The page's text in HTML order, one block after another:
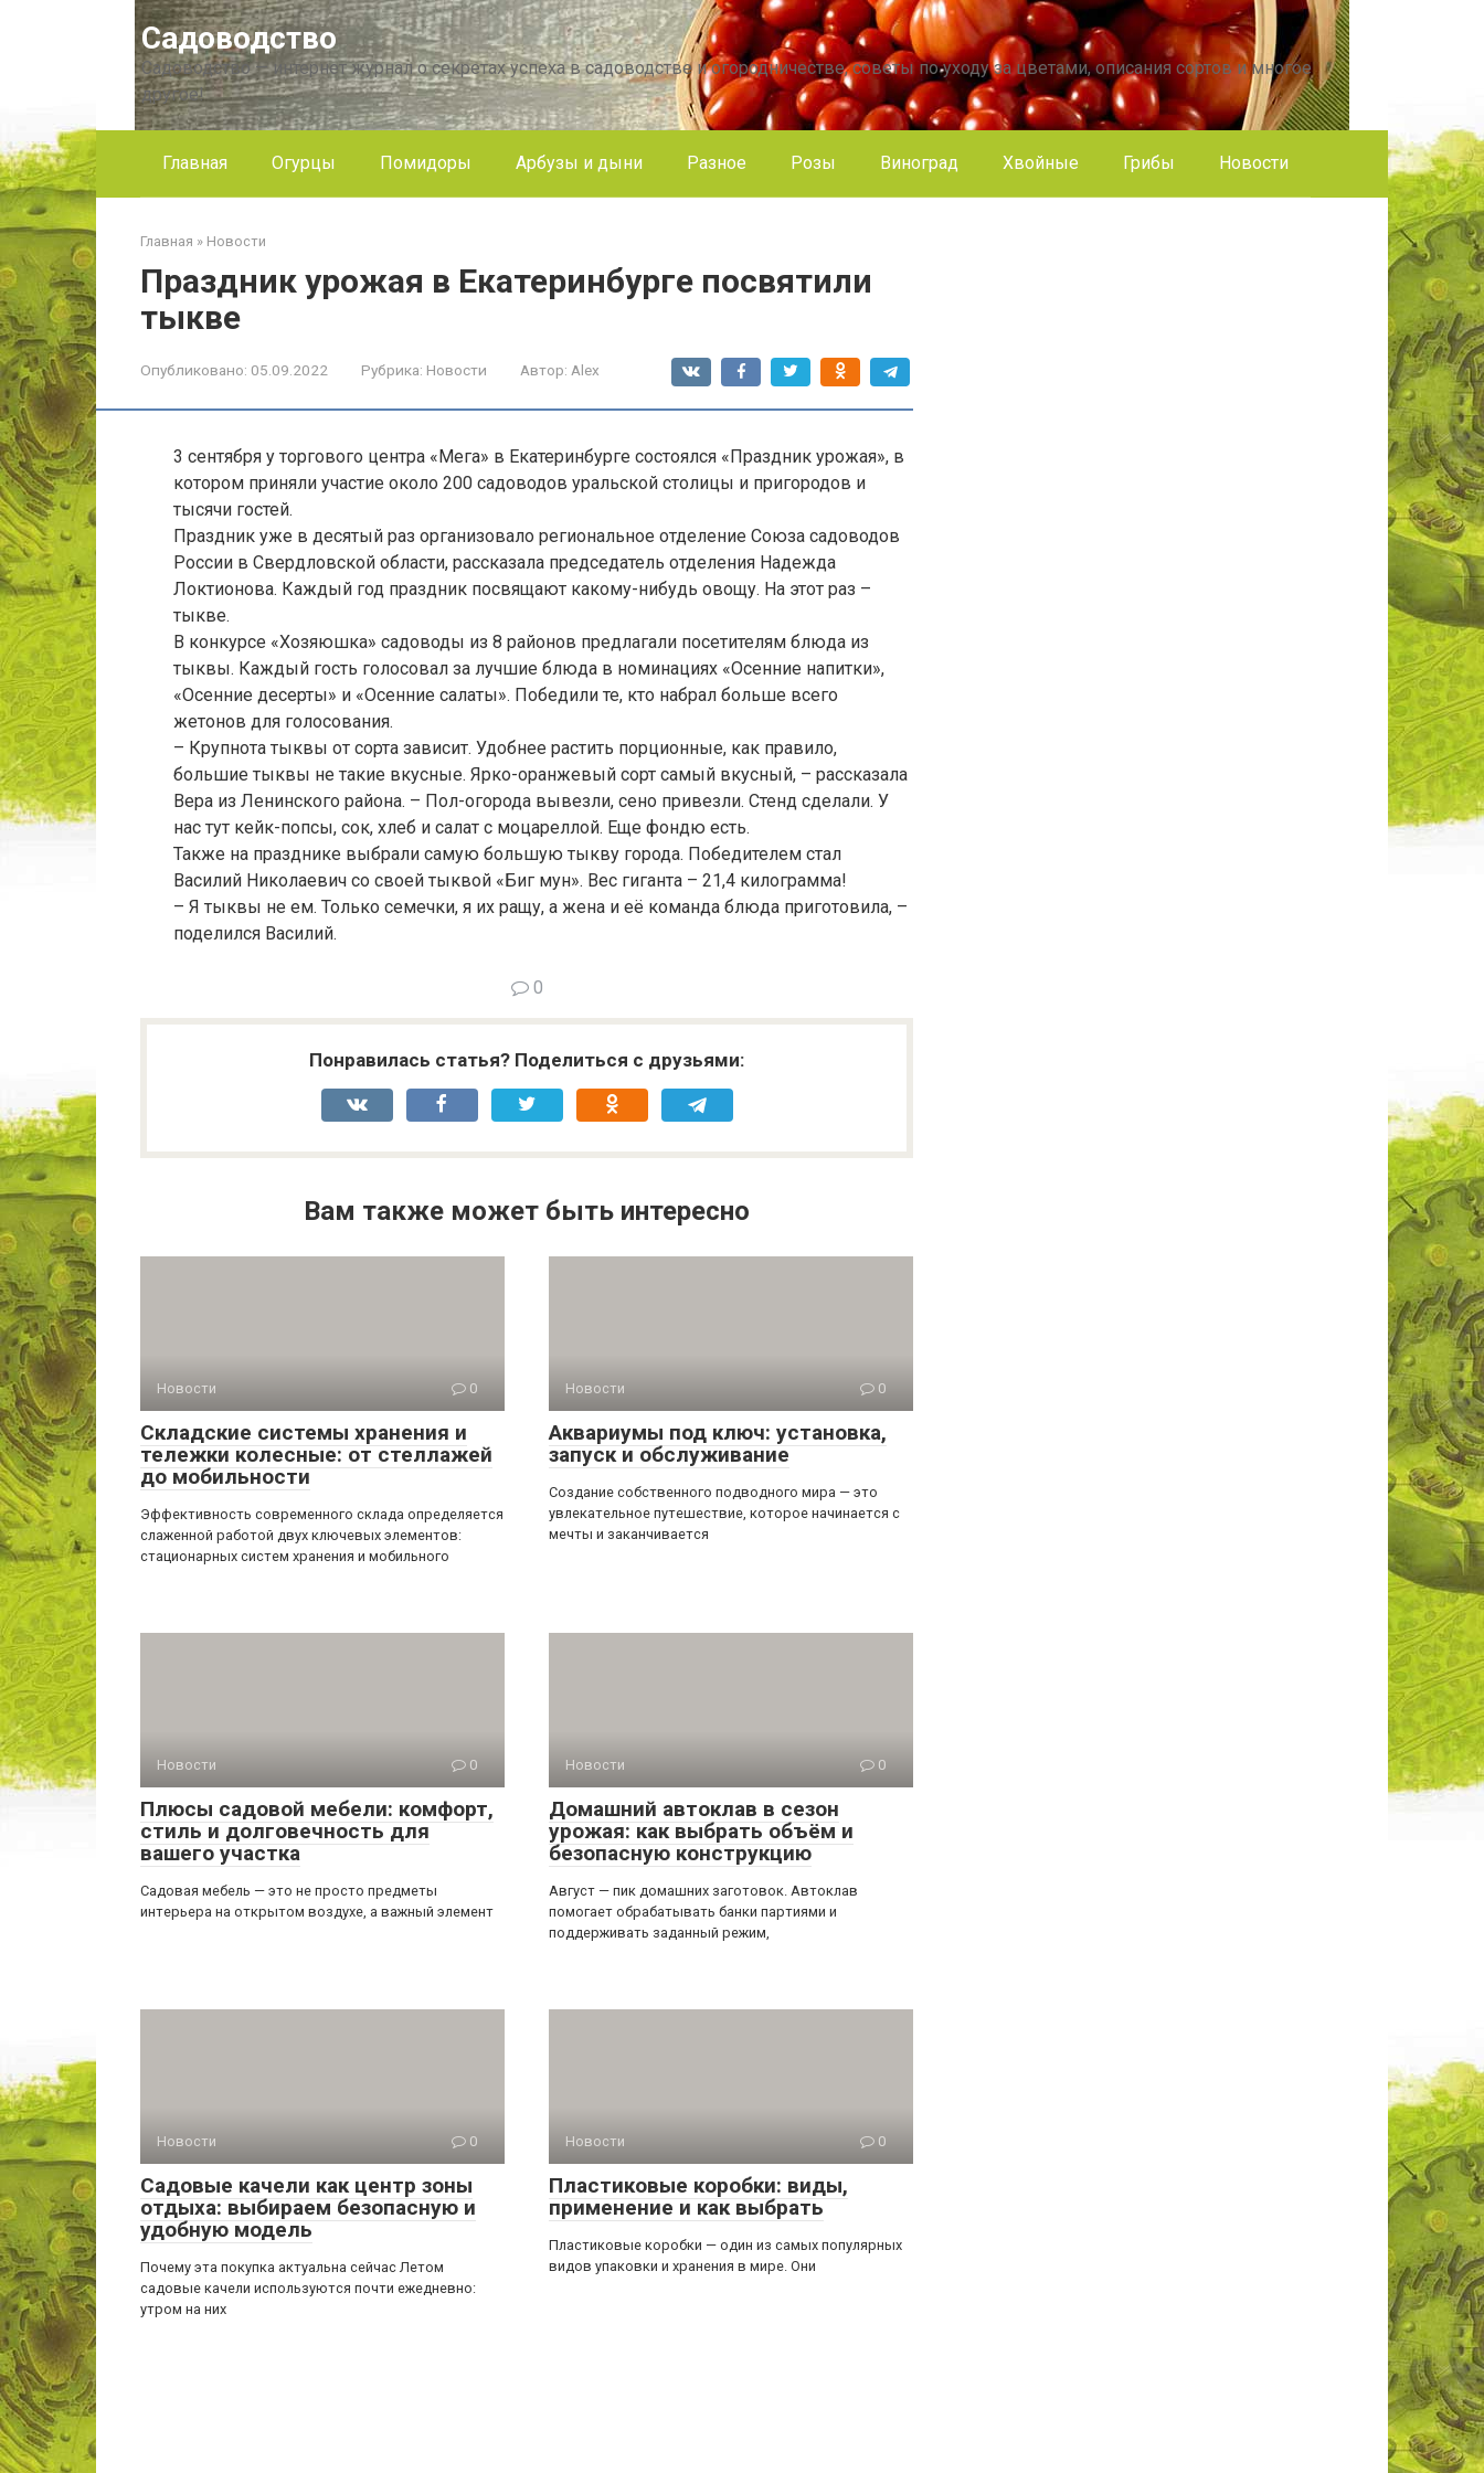
Садоводство
Садоводство — интернет журнал о секретах успеха в садоводстве и огородничестве, советы по уходу за цветами, описания сортов и многое
другое!
Главная Огурцы Помидоры Арбузы и дыни Разное Розы Виноград Хвойные Грибы Новости
Главная » Новости
Праздник урожая в Екатеринбурге посвятили
тыкве
Опубликовано: 05.09.2022 Рубрика: Новости Автор: Alex
3 сентября у торгового центра «Мега» в Екатеринбурге состоялся «Праздник урожая», в
котором приняли участие около 200 садоводов уральской столицы и пригородов и
тысячи гостей.
Праздник уже в десятый раз организовало региональное отделение Союза садоводов
России в Свердловской области, рассказала председатель отделения Надежда
Локтионова. Каждый год праздник посвящают какому-нибудь овощу. На этот раз –
тыкве.
В конкурсе «Хозяюшка» садоводы из 8 районов предлагали посетителям блюда из
тыквы. Каждый гость голосовал за лучшие блюда в номинациях «Осенние напитки»,
«Осенние десерты» и «Осенние салаты». Победили те, кто набрал больше всего
жетонов для голосования.
– Крупнота тыквы от сорта зависит. Удобнее растить порционные, как правило,
большие тыквы не такие вкусные. Ярко-оранжевый сорт самый вкусный, – рассказала
Вера из Ленинского района. – Пол-огорода вывезли, сено привезли. Стенд сделали. У
нас тут кейк-попсы, сок, хлеб и салат с моцареллой. Еще фондю есть.
Также на празднике выбрали самую большую тыкву города. Победителем стал
Василий Николаевич со своей тыквой «Биг мун». Вес гиганта – 21,4 килограмма!
– Я тыквы не ем. Только семечки, я их ращу, а жена и её команда блюда приготовила, –
поделился Василий.
0
Понравилась статья? Поделиться с друзьями:
Вам также может быть интересно
Новости 0
Складские системы хранения и
тележки колесные: от стеллажей
до мобильности
Эффективность современного склада определяется
слаженной работой двух ключевых элементов:
стационарных систем хранения и мобильного
Новости 0
Аквариумы под ключ: установка,
запуск и обслуживание
Создание собственного подводного мира — это
увлекательное путешествие, которое начинается с
мечты и заканчивается
Новости 0
Плюсы садовой мебели: комфорт,
стиль и долговечность для
вашего участка
Садовая мебель — это не просто предметы
интерьера на открытом воздухе, а важный элемент
Новости 0
Домашний автоклав в сезон
урожая: как выбрать объём и
безопасную конструкцию
Август — пик домашних заготовок. Автоклав
помогает обрабатывать банки партиями и
поддерживать заданный режим,
Новости 0
Садовые качели как центр зоны
отдыха: выбираем безопасную и
удобную модель
Почему эта покупка актуальна сейчас Летом
садовые качели используются почти ежедневно:
утром на них
Новости 0
Пластиковые коробки: виды,
применение и как выбрать
Пластиковые коробки — один из самых популярных
видов упаковки и хранения в мире. Они